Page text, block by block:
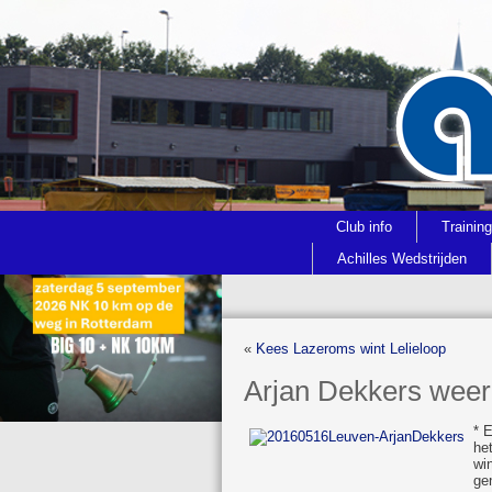
Club info
Achilles Wedstrijden
« Kees Lazeroms wint Lelieloop
Arjan Dekkers
*